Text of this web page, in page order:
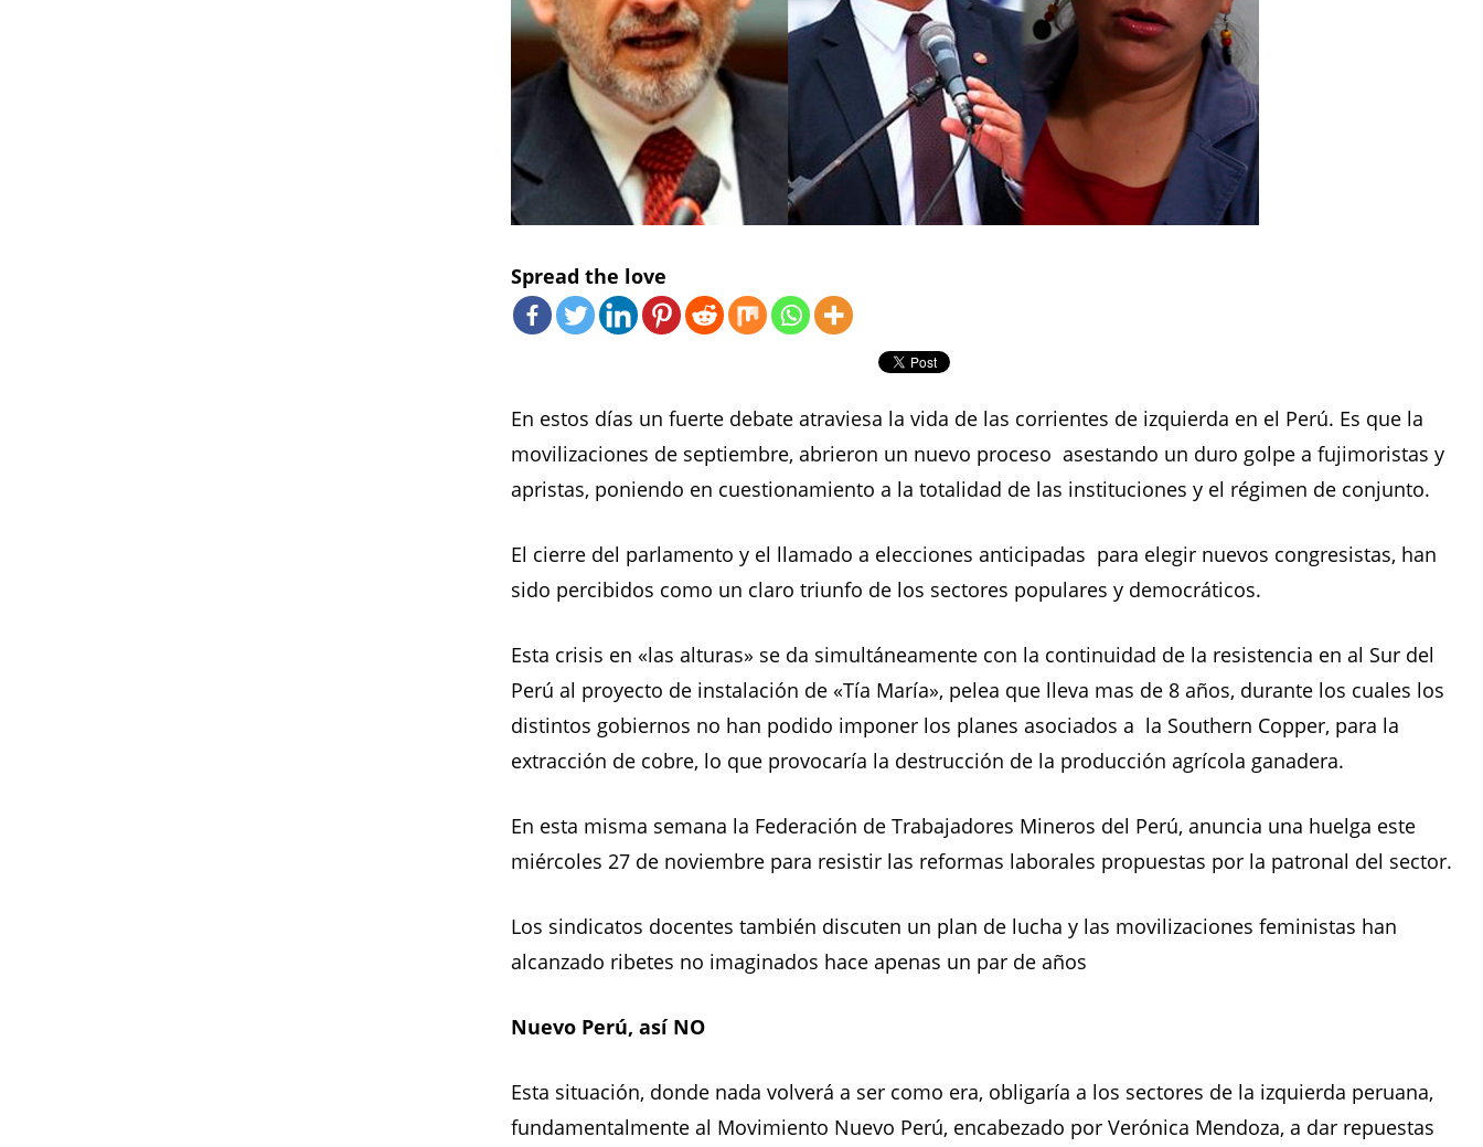
Spread the love
En estos días un fuerte debate atraviesa la vida de las corrientes de izquierda en el Perú. Es que la
movilizaciones de septiembre, abrieron un nuevo proceso asestando un duro golpe a fujimoristas y
apristas, poniendo en cuestionamiento a la totalidad de las instituciones y el régimen de conjunto.
El cierre del parlamento y el llamado a elecciones anticipadas para elegir nuevos congresistas, han
sido percibidos como un claro triunfo de los sectores populares y democráticos.
Esta crisis en «las alturas» se da simultáneamente con la continuidad de la resistencia en al Sur del
Perú al proyecto de instalación de «Tía María», pelea que lleva mas de 8 años, durante los cuales los
distintos gobiernos no han podido imponer los planes asociados a la Southern Copper, para la
extracción de cobre, lo que provocaría la destrucción de la producción agrícola ganadera.
En esta misma semana la Federación de Trabajadores Mineros del Perú, anuncia una huelga este
miércoles 27 de noviembre para resistir las reformas laborales propuestas por la patronal del sector.
Los sindicatos docentes también discuten un plan de lucha y las movilizaciones feministas han
alcanzado ribetes no imaginados hace apenas un par de años
Nuevo Perú, así NO
Esta situación, donde nada volverá a ser como era, obligaría a los sectores de la izquierda peruana,
fundamentalmente al Movimiento Nuevo Perú, encabezado por Verónica Mendoza, a dar repuestas